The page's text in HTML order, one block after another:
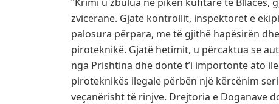
zvicerane. Gjatë kontrollit, inspektorët e
palosura përpara, me të gjithë hapësirën
piroteknikë. Gjatë hetimit, u përcaktua se
nga Prishtina dhe donte t’i importonte ato
piroteknikës ilegale përbën një kërcënim
veçanërisht të rinjve. Drejtoria e Doganave